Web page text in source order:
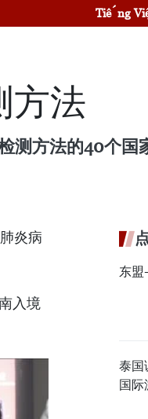
Tiếng
方法
测方法的40个国
炎病
入境
东
泰国
国际